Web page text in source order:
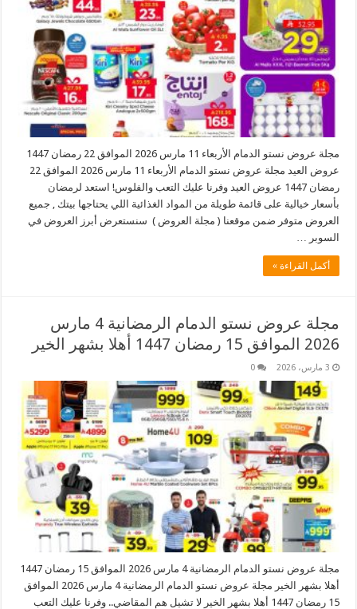
مجلة عروض نستو الدمام الأربعاء 11 مارس 2026 الموافق 22 رمضان 1447
عروض العيد مجلة عروض نستو الدمام الأربعاء 11 مارس 2026 الموافق 22
رمضان 1447 عروض العيد وفرنا عليك التعب والفلوس! استعد لرمضان
بأسعار خيالية على قائمة طويلة من المواد الغذائية اللي يحتاجها بيتك , جميع
العروض متوفر ضمن موقعنا ( مجلة العروض ) سنستعرض أبرز العروض في
السوبر …
أكمل القراءة »
مجلة عروض نستو الدمام الرمضانية 4 مارس
2026 الموافق 15 رمضان 1447 أهلا بشهر الخير
3 مارس، 2026 0
مجلة عروض نستو الدمام الرمضانية 4 مارس 2026 الموافق 15 رمضان 1447
أهلا بشهر الخير مجلة عروض نستو الدمام الرمضانية 4 مارس 2026 الموافق
15 رمضان 1447 أهلا بشهر الخير ​لا تشيل هم المقاضي.. وفرنا عليك التعب